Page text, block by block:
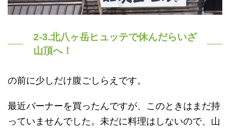
2-3.北八ヶ岳ヒュッテで休んだらいざ
山頂へ！
の前に少しだけ腹ごしらえです。
最近バーナーを買ったんですが、このときはまだ持
っていませんでした。未だに料理はしないので、山